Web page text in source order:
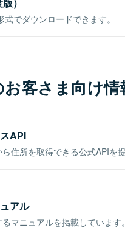
でダウンロードできます。
客さま向け情
API
住所を取得できる公式APIを提
アル
マニュアルを掲載しています。